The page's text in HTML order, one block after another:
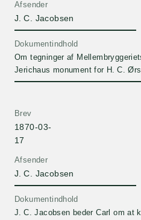
Afsender
J. C. Jacobsen
Dokumentindhold
Om tegninger af
Jerichaus monument for H. C.
'Hektors Afsked'.
Afsender
J. C. Jacobsen
Brev
1870-03-
17
Dokumentindhold
J. C. Jacobsen beder Carl om at